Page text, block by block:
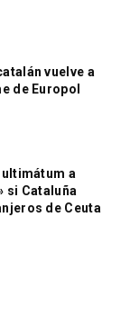
vuelve a
de Europol
a
si Cataluña
de Ceuta